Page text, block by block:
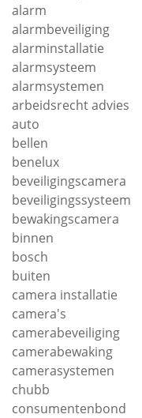
alarm
alarmbeveiliging
alarminstallatie
alarmsysteem
alarmsystemen
arbeidsrecht advies
auto
bellen
benelux
beveiligingscamera
beveiligingssysteem
bewakingscamera
binnen
bosch
buiten
camera installatie
camera's
camerabeveiliging
camerabewaking
camerasystemen
chubb
consumentenbond